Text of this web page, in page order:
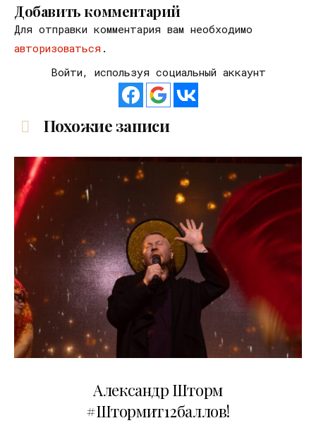
Добавить комментарий
Для отправки комментария вам необходимо
авторизоваться .
Войти, используя социальный аккаунт
Похожие записи
Александр Шторм
#Штормит12баллов!